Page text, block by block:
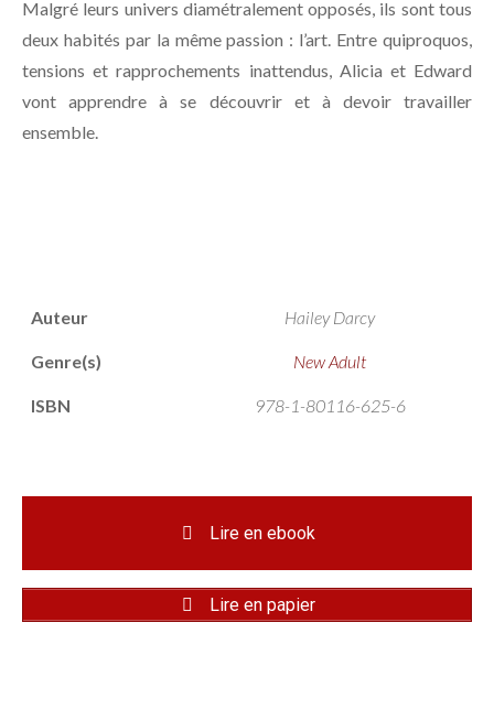
Malgré leurs univers diamétralement opposés, ils sont tous
deux habités par la même passion : l’art. Entre quiproquos,
tensions et rapprochements inattendus, Alicia et Edward
vont apprendre à se découvrir et à devoir travailler
ensemble.
Auteur Hailey Darcy
Genre(s) New Adult
ISBN 978-1-80116-625-6
Lire en ebook
Lire en papier